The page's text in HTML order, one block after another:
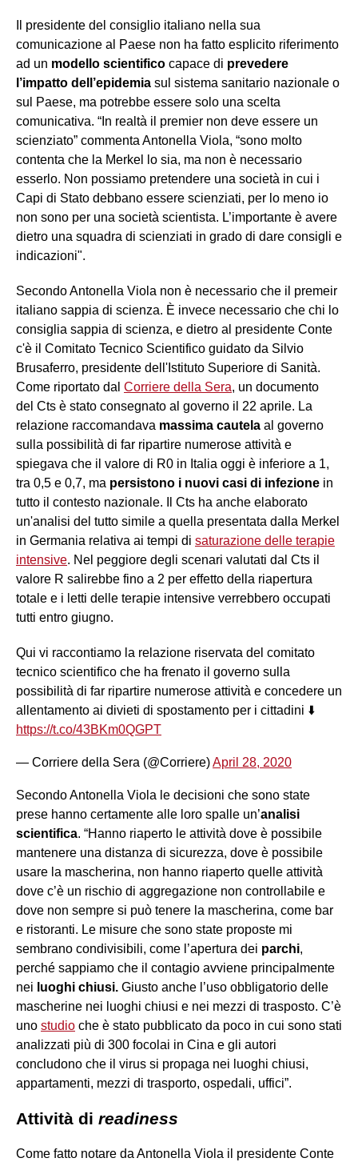
Il presidente del consiglio italiano nella sua
comunicazione al Paese non ha fatto esplicito riferimento
ad un modello scientifico capace di prevedere
l’impatto dell’epidemia sul sistema sanitario nazionale o
sul Paese, ma potrebbe essere solo una scelta
comunicativa. “In realtà il premier non deve essere un
scienziato” commenta Antonella Viola, “sono molto
contenta che la Merkel lo sia, ma non è necessario
esserlo. Non possiamo pretendere una società in cui i
Capi di Stato debbano essere scienziati, per lo meno io
non sono per una società scientista. L’importante è avere
dietro una squadra di scienziati in grado di dare consigli e
indicazioni".
Secondo Antonella Viola non è necessario che il premeir
italiano sappia di scienza. È invece necessario che chi lo
consiglia sappia di scienza, e dietro al presidente Conte
c'è il Comitato Tecnico Scientifico guidato da Silvio
Brusaferro, presidente dell'Istituto Superiore di Sanità.
Come riportato dal Corriere della Sera, un documento
del Cts è stato consegnato al governo il 22 aprile. La
relazione raccomandava massima cautela al governo
sulla possibilità di far ripartire numerose attività e
spiegava che il valore di R0 in Italia oggi è inferiore a 1,
tra 0,5 e 0,7, ma persistono i nuovi casi di infezione in
tutto il contesto nazionale. Il Cts ha anche elaborato
un'analisi del tutto simile a quella presentata dalla Merkel
in Germania relativa ai tempi di saturazione delle terapie
intensive. Nel peggiore degli scenari valutati dal Cts il
valore R salirebbe fino a 2 per effetto della riapertura
totale e i letti delle terapie intensive verrebbero occupati
tutti entro giugno.
Qui vi raccontiamo la relazione riservata del comitato
tecnico scientifico che ha frenato il governo sulla
possibilità di far ripartire numerose attività e concedere un
allentamento ai divieti di spostamento per i cittadini ⬇️
https://t.co/43BKm0QGPT
— Corriere della Sera (@Corriere)April 28, 2020
Secondo Antonella Viola le decisioni che sono state
prese hanno certamente alle loro spalle un’analisi
scientifica. “Hanno riaperto le attività dove è possibile
mantenere una distanza di sicurezza, dove è possibile
usare la mascherina, non hanno riaperto quelle attività
dove c’è un rischio di aggregazione non controllabile e
dove non sempre si può tenere la mascherina, come bar
e ristoranti. Le misure che sono state proposte mi
sembrano condivisibili, come l’apertura dei parchi,
perché sappiamo che il contagio avviene principalmente
nei luoghi chiusi. Giusto anche l’uso obbligatorio delle
mascherine nei luoghi chiusi e nei mezzi di trasposto. C’è
uno studio che è stato pubblicato da poco in cui sono stati
analizzati più di 300 focolai in Cina e gli autori
concludono che il virus si propaga nei luoghi chiusi,
appartamenti, mezzi di trasporto, ospedali, uffici”.
Attività di readiness
Come fatto notare da Antonella Viola il presidente Conte